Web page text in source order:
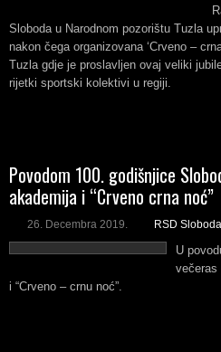
Sloboda u Narodnom pozorištu Tuzla
nakon čega organizovana ‘Crveno –
Tuzla gdje je proslavljen ovaj veliki
rijetki sportski kolektivi u regiji.
Povodom 100. godišnjice
akademija i “Crveno crna noć”
26. Decembra 2019. RSD Sloboda
U
večeras
i “Crveno – crnu noć”.